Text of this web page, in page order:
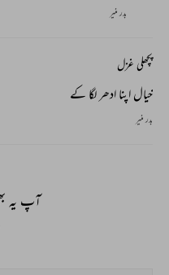
بدر منیر
پچھلی غزل
خیال اپنا ادھر لگا کے
بدر منیر
آپ یہ